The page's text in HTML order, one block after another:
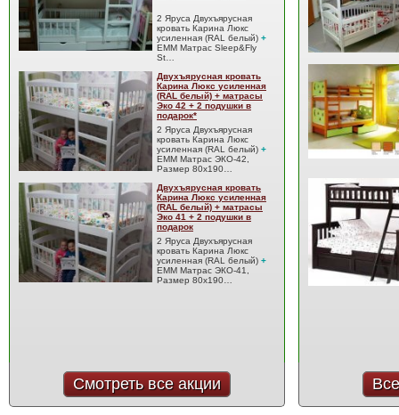
2 Яруса Двухъярусная
кровать Карина Люкс
усиленная (RAL белый) +
EMM Матрас Sleep&Fly
St…
Двухъярусная кровать
Карина Люкс усиленная
(RAL белый) + матрасы
Эко 42 + 2 подушки в
подарок*
2 Яруса Двухъярусная
кровать Карина Люкс
усиленная (RAL белый) +
EMM Матрас ЭКО-42,
Размер 80x190…
Двухъярусная кровать
Карина Люкс усиленная
(RAL белый) + матрасы
Эко 41 + 2 подушки в
подарок
2 Яруса Двухъярусная
кровать Карина Люкс
усиленная (RAL белый) +
EMM Матрас ЭКО-41,
Размер 80x190…
Смотреть все акции